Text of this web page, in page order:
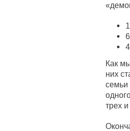
Как
них
семьи
трех